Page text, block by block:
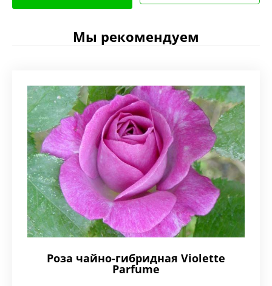
Мы рекомендуем
Роза чайно-гибридная Violette
Parfume